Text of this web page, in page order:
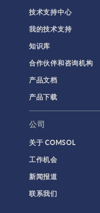
技术支持中心
我的技术支持
知识库
合作伙伴和咨询机构
产品文档
产品下载
公司
关于 COMSOL
工作机会
新闻报道
联系我们